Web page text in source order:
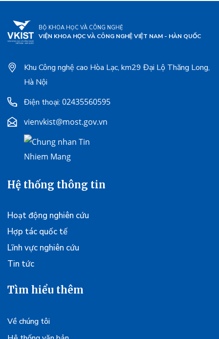
BỘ KHOA HỌC VÀ CÔNG NGHỆ
VIỆN KHOA HỌC VÀ CÔNG NGHỆ VIỆT NAM - HÀN QUỐC
Khu Công nghệ cao Hòa Lạc, km29 Đại Lộ Thăng Long,
Hà Nội
Điện thoại: 02435560595
vienvkist@most.gov.vn
Hệ thống thông tin
Hoạt động nghiên cứu
Hợp tác quốc tế
Lĩnh vực nghiên cứu
Tin tức
Tìm hiểu thêm
Về chúng tôi